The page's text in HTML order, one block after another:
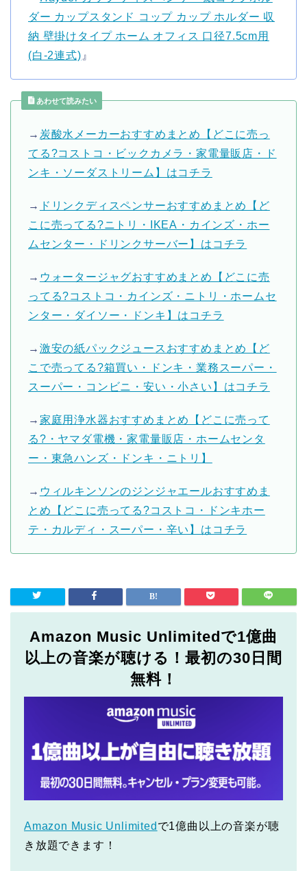
ダー カップスタンド コップ カップ ホルダー 収
納 壁掛けタイプ ホーム オフィス 口径7.5cm用
(白-2連式)』
あわせて読みたい
→ 炭酸水メーカーおすすめまとめ【どこに売っ
てる?コストコ・ビックカメラ・家電量販店・ド
ンキ・ソーダストリーム】はコチラ
→ ドリンクディスペンサーおすすめまとめ【ど
こに売ってる?ニトリ・IKEA・カインズ・ホー
ムセンター・ドリンクサーバー】はコチラ
→ ウォータージャグおすすめまとめ【どこに売
ってる?コストコ・カインズ・ニトリ・ホームセ
ンター・ダイソー・ドンキ】はコチラ
→ 激安の紙パックジュースおすすめまとめ【ど
こで売ってる?箱買い・ドンキ・業務スーパー・
スーパー・コンビニ・安い・小さい】はコチラ
→ 家庭用浄水器おすすめまとめ【どこに売って
る?・ヤマダ電機・家電量販店・ホームセンタ
ー・東急ハンズ・ドンキ・ニトリ】
→ ウィルキンソンのジンジャエールおすすめま
とめ【どこに売ってる?コストコ・ドンキホー
テ・カルディ・スーパー・辛い】はコチラ
Amazon Music Unlimitedで1億曲
以上の音楽が聴ける！最初の30日間
無料！
Amazon Music Unlimited で1億曲以上の音楽が聴
き放題できます！